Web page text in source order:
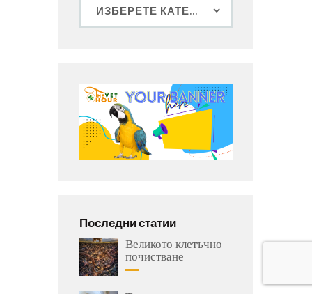
Последни статии
Великото клетъчно
почистване